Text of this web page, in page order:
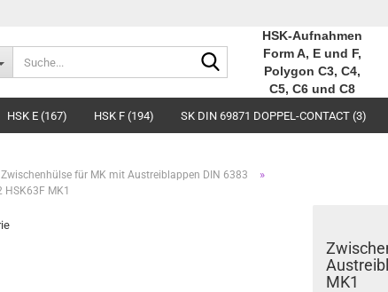
Suche...
HSK-Aufnahmen
Form A, E und F,
Polygon C3, C4,
C5, C6 und C8
HSK E (167) HSK F (194) SK DIN 69871 DOPPEL-CONTACT (3)
Zwischenhülse für MK mit Austreiblappen DIN 6383 »
MK1
MK1